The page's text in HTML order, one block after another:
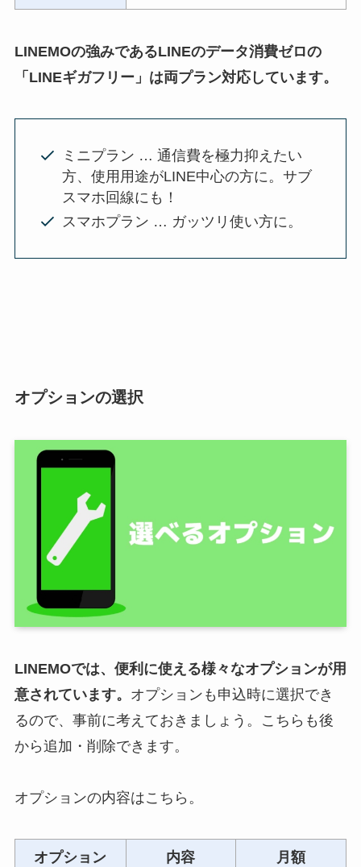
LINEMOの強みであるLINEのデータ消費ゼロの
「LINEギガフリー」は両プラン対応しています。
ミニプラン … 通信費を極力抑えたい
方、使用用途がLINE中心の方に。サブ
スマホ回線にも！
スマホプラン … ガッツリ使い方に。
オプションの選択
LINEMOでは、便利に使える様々なオプションが用
意されています。 オプションも申込時に選択でき
るので、事前に考えておきましょう。こちらも後
から追加・削除できます。
オプションの内容はこちら。
オプション 内容 月額